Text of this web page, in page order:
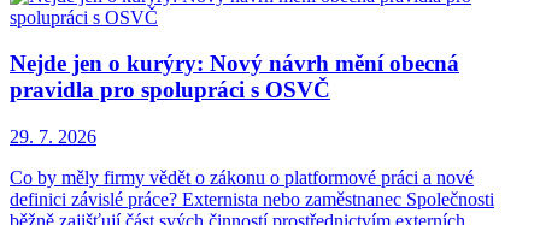
Nejde jen o kurýry: Nový návrh mění obecná
pravidla pro spolupráci s OSVČ
29. 7. 2026
Co by měly firmy vědět o zákonu o platformové práci a nové
definici závislé práce? Externista nebo zaměstnanec Společnosti
běžně zajišťují část svých činností prostřednictvím externích